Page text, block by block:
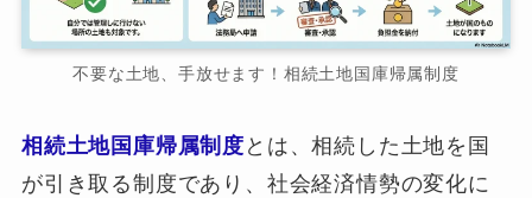
不要な土地、手放せます！相続土地国庫帰属制度
相続土地国庫帰属制度 とは、相続した土地を国
が引き取る制度であり、社会経済情勢の変化に